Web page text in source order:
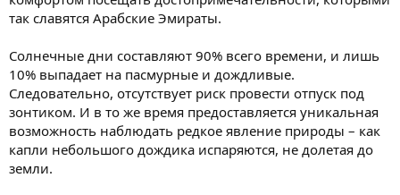
так славятся Арабские Эмираты.
Солнечные дни составляют 90% всего времени, и лишь
10% выпадает на пасмурные и дождливые.
Следовательно, отсутствует риск провести отпуск под
зонтиком. И в то же время предоставляется уникальная
возможность наблюдать редкое явление природы – как
капли небольшого дождика испаряются, не долетая до
земли.